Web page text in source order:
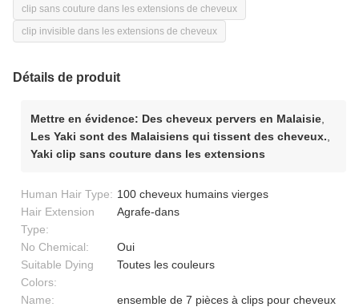
clip sans couture dans les extensions de cheveux
clip invisible dans les extensions de cheveux
Détails de produit
Mettre en évidence: Des cheveux pervers en Malaisie
Les Yaki sont des Malaisiens qui tissent des cheveux.
Yaki clip sans couture dans les extensions
Human Hair Type: 100 cheveux humains vierges
Hair Extension
Type:
Agrafe-dans
No Chemical:
Oui
Suitable Dying
Colors:
Toutes les couleurs
Name:
ensemble de 7 pièces à clips pour cheveux